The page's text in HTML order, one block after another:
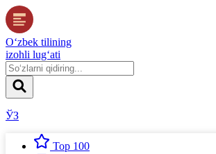
O‘zbek tilining
izohli lug‘ati
ЎЗ
Top 100